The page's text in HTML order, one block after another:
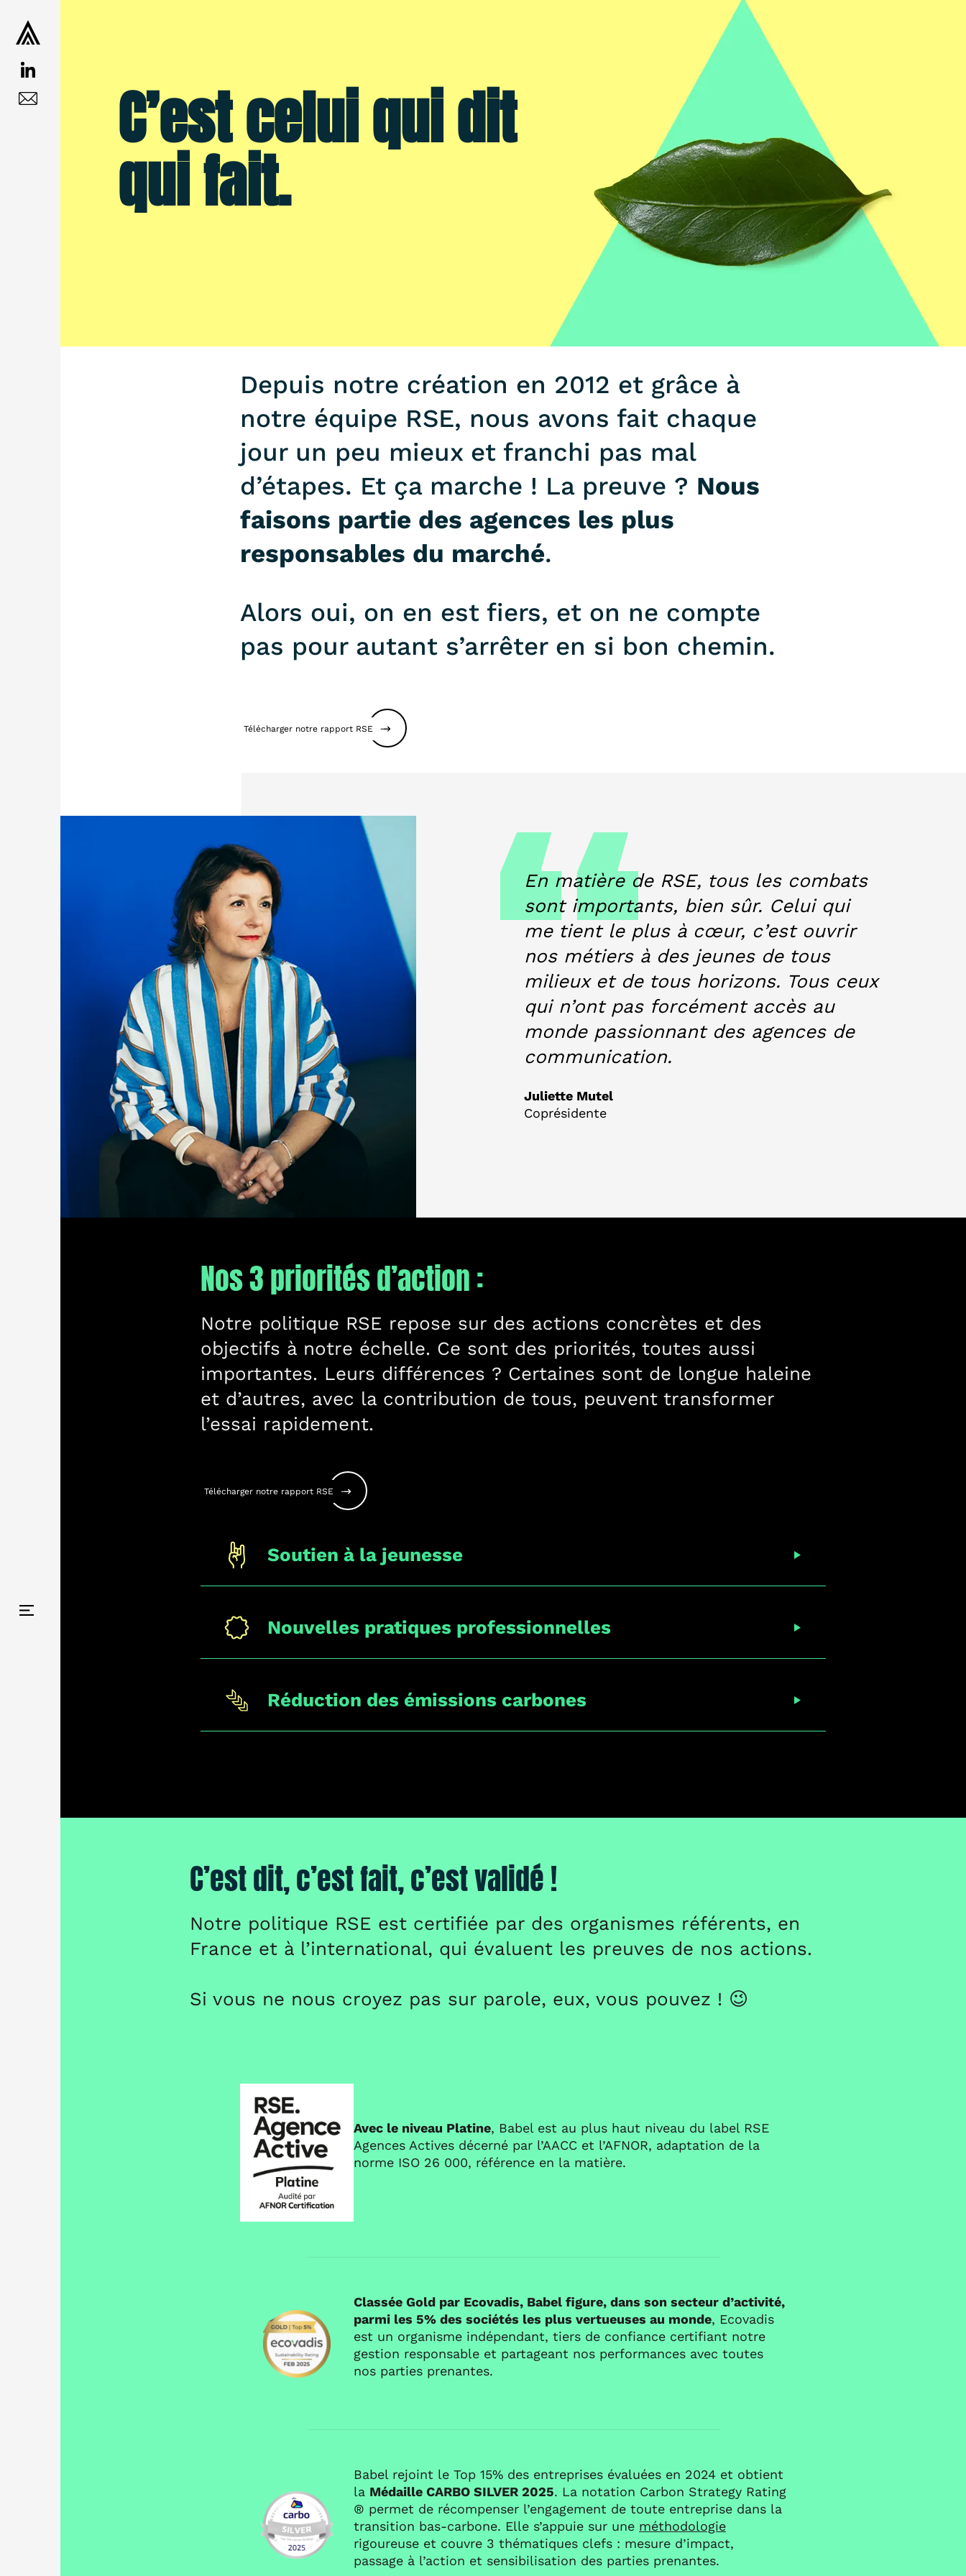
Projets
Clients
Talents
C’est celui qui dit
qui fait.
Depuis notre création en 2012 et grâce à
notre équipe RSE, nous avons fait chaque
jour un peu mieux et franchi pas mal
d’étapes. Et ça marche ! La preuve ? Nous
faisons partie des agences les plus
responsables du marché.
Alors oui, on en est fiers, et on ne compte
pas pour autant s’arrêter en si bon chemin.
Télécharger notre rapport RSE
En matière de RSE, tous les combats
sont importants, bien sûr. Celui qui
me tient le plus à cœur, c’est ouvrir
nos métiers à des jeunes de tous
milieux et de tous horizons. Tous ceux
qui n’ont pas forcément accès au
monde passionnant des agences de
communication.
Juliette Mutel
Coprésidente
Nos 3 priorités d’action :
Notre politique RSE repose sur des actions concrètes et des
objectifs à notre échelle. Ce sont des priorités, toutes aussi
importantes. Leurs différences ? Certaines sont de longue haleine
et d’autres, avec la contribution de tous, peuvent transformer
l’essai rapidement.
Télécharger notre rapport RSE
Soutien à la jeunesse
Nouvelles pratiques professionnelles
Réduction des émissions carbones
C’est dit, c’est fait, c’est validé !
Notre politique RSE est certifiée par des organismes référents, en
France et à l’international, qui évaluent les preuves de nos actions.
Si vous ne nous croyez pas sur parole, eux, vous pouvez ! 😉
Avec le niveau Platine, Babel est au plus haut niveau du label RSE
Agences Actives décerné par l’AACC et l’AFNOR, adaptation de la
norme ISO 26 000, référence en la matière.
Classée Gold par Ecovadis, Babel figure, dans son secteur d’activité,
parmi les 5% des sociétés les plus vertueuses au monde, Ecovadis
est un organisme indépendant, tiers de confiance certifiant notre
gestion responsable et partageant nos performances avec toutes
nos parties prenantes.
Babel rejoint le Top 15% des entreprises évaluées en 2024 et obtient
la Médaille CARBO SILVER 2025. La notation Carbon Strategy Rating
® permet de récompenser l’engagement de toute entreprise dans la
transition bas-carbone. Elle s’appuie sur une méthodologie
rigoureuse et couvre 3 thématiques clefs : mesure d’impact,
passage à l’action et sensibilisation des parties prenantes.